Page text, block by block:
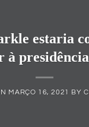
estaria
à
MARÇO 16, 2021 BY